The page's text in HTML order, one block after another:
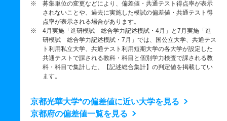
※ 募集単位の変更などにより、偏差値・共通テスト得点率が表示
されないことや、過去に実施した模試の偏差値・共通テスト得
点率が表示される場合があります。
※ 4月実施「進研模試 総合学力記述模試・4月」と7月実施「進
研模試 総合学力記述模試・7月」では、国公立大学、共通テス
ト利用私立大学、共通テスト利用短期大学の各大学が設定した
共通テストで課される教科・科目と個別学力検査で課される教
科・科目で集計した、【記述総合集計】の判定値を掲載してい
ます。
京都光華大学*の偏差値に近い大学を見る
京都府の偏差値一覧を見る